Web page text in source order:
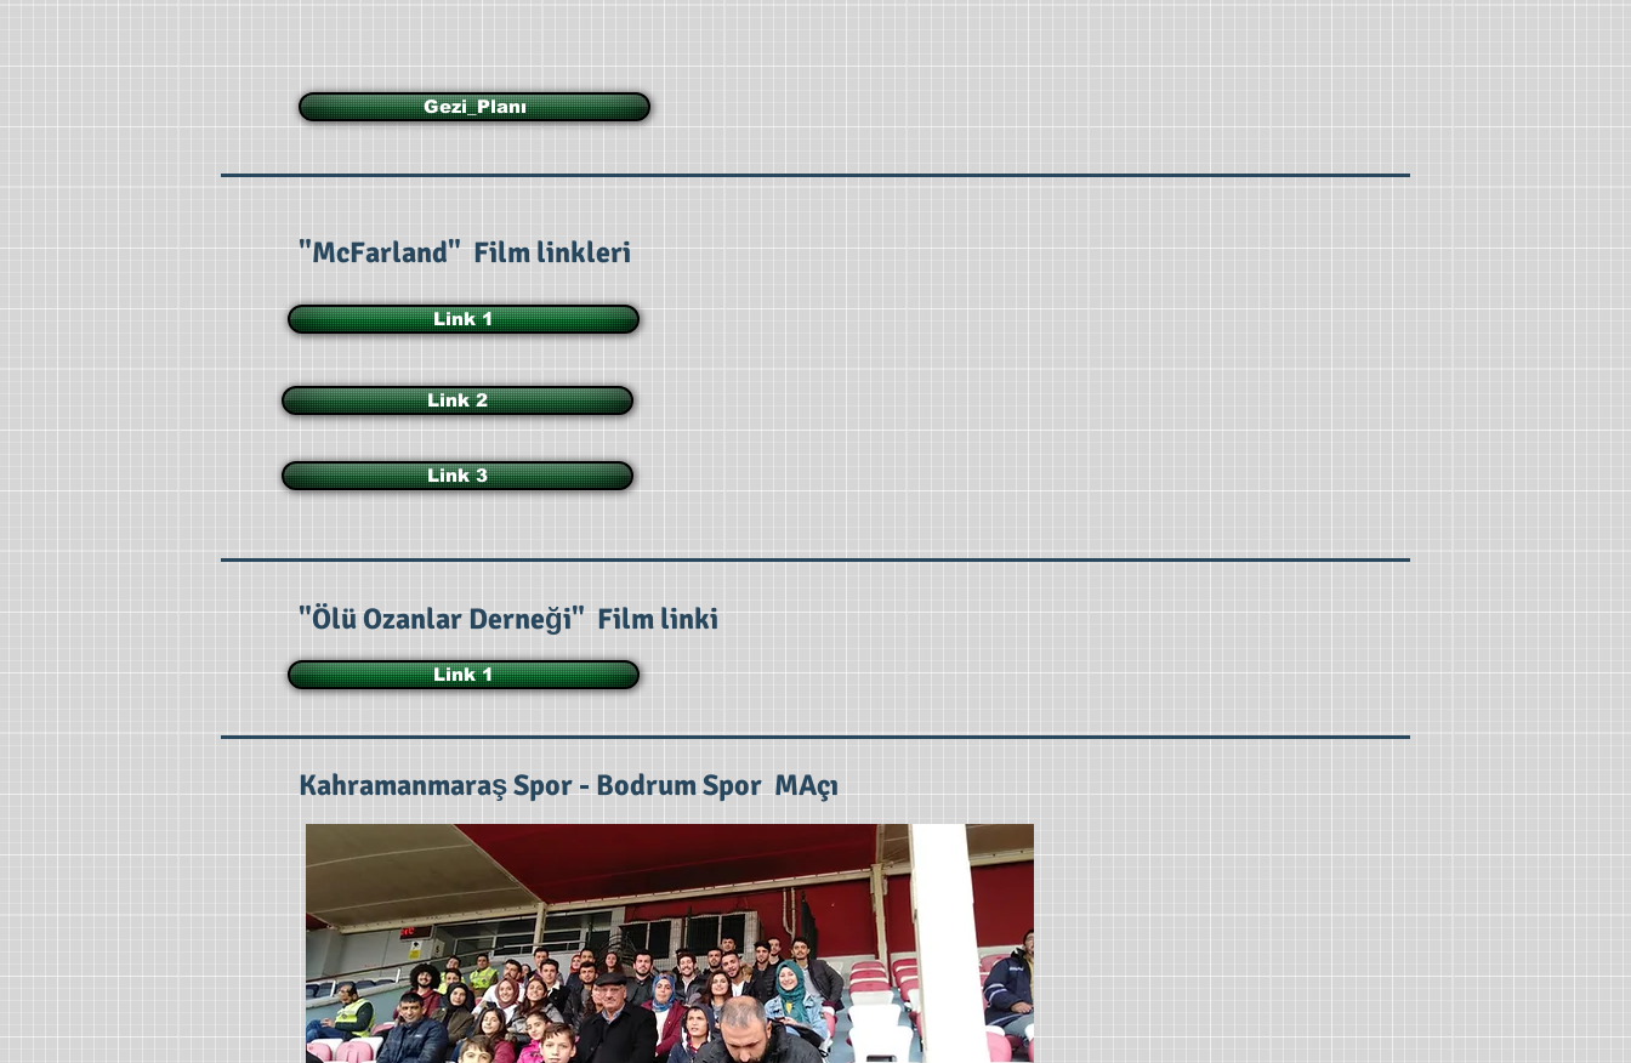
Gezi_Planı
"McFarland" Film linkleri
Link 1
Link 2
Link 3
"Ölü Ozanlar Derneği" Film linki
Link 1
Kahramanmaraş Spor - Bodrum Spor MAçı